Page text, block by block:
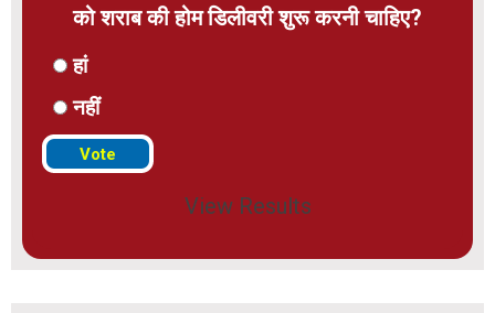
को शराब की होम डिलीवरी शुरू करनी चाहिए?
हां
नहीं
View Results